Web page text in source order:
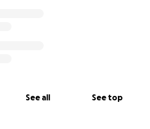
See all See top